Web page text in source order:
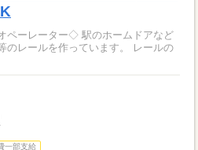
ペーレーター◇ 駅のホームドアなど
のレールを作っています。 レールの
一部支給